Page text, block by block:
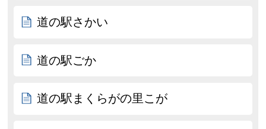
道の駅さかい
道の駅ごか
道の駅まくらがの里こが